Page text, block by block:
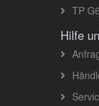
TP
Hilfe